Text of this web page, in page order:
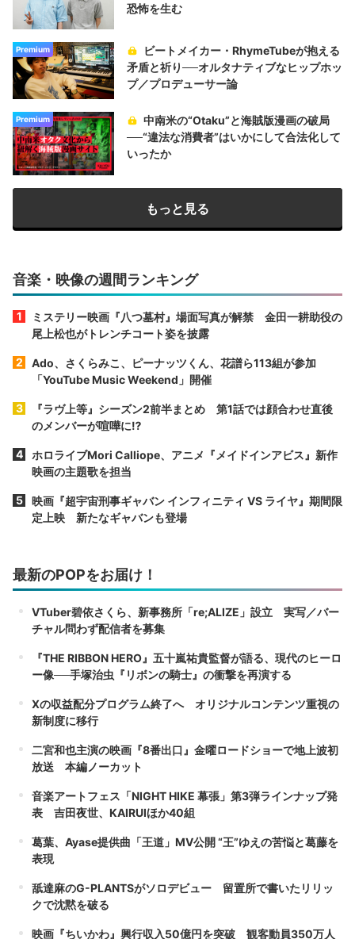
恐怖を生む
Premium
ビートメイカー・RhymeTubeが抱える
矛盾と祈り──オルタナティブなヒップホッ
プ／プロデューサー論
Premium
中南米の“Otaku”と海賊版漫画の破局
──“違法な消費者”はいかにして合法化して
いったか
もっと見る
音楽・映像の週間ランキング
ミステリー映画『八つ墓村』場面写真が解禁 金田一耕助役の
尾上松也がトレンチコート姿を披露
Ado、さくらみこ、ピーナッツくん、花譜ら113組が参加
「YouTube Music Weekend」開催
『ラヴ上等』シーズン2前半まとめ 第1話では顔合わせ直後
のメンバーが喧嘩に⁉︎
ホロライブMori Calliope、アニメ『メイドインアビス』新作
映画の主題歌を担当
映画『超宇宙刑事ギャバン インフィニティ VS ライヤ』期間限
定上映 新たなギャバンも登場
最新のPOPをお届け！
VTuber碧依さくら、新事務所「re;ALIZE」設立 実写／バー
チャル問わず配信者を募集
『THE RIBBON HERO』五十嵐祐貴監督が語る、現代のヒーロ
ー像──手塚治虫『リボンの騎士』の衝撃を再演する
Xの収益配分プログラム終了へ オリジナルコンテンツ重視の
新制度に移行
二宮和也主演の映画『8番出口』金曜ロードショーで地上波初
放送 本編ノーカット
音楽アートフェス「NIGHT HIKE 幕張」第3弾ラインナップ発
表 吉田夜世、KAIRUIほか40組
葛葉、Ayase提供曲「王道」MV公開 “王”ゆえの苦悩と葛藤を
表現
舐達麻のG-PLANTSがソロデビュー 留置所で書いたリリッ
クで沈黙を破る
映画『ちいかわ』興行収入50億円を突破 観客動員350万人